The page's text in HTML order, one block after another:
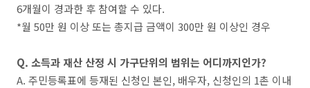
6개월이 경과한 후 참여할 수 있다.
*월 50만 원 이상 또는 총지급 금액이 300만 원 이상인 경우
Q. 소득과 재산 산정 시 가구단위의 범위는 어디까지인가?
A. 주민등록표에 등재된 신청인 본인, 배우자, 신청인의 1촌 이내